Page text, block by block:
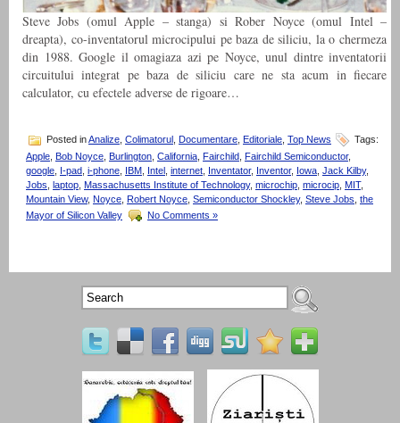
Steve Jobs (omul Apple – stanga) si Rober Noyce (omul Intel –
dreapta), co-inventatorul microcipului pe baza de siliciu, la o chermeza
din 1988. Google il omagiaza azi pe Noyce, unul dintre inventatorii
circuitului integrat pe baza de siliciu care ne sta acum in fiecare
calculator, cu efectele adverse de rigoare…
Posted inAnalize Colimatorul Documentare Editoriale Top News
Tags:
Apple Bob Noyce Burlington California Fairchild Fairchild Semiconductor,
google I-pad i-phone IBM Intel internet Inventator, Inventor, Iowa Jack Kilby,
Jobs laptop Massachusetts Institute of Technology, microchip microcip MIT,
Mountain View, Noyce Robert Noyce Semiconductor Shockley, Steve Jobs the
Mayor of Silicon Valley
No Comments »